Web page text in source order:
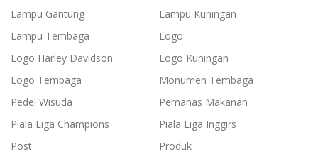
Lampu Gantung
Lampu Kuningan
Lampu Tembaga
Logo
Logo Harley Davidson
Logo Kuningan
Logo Tembaga
Monumen Tembaga
Pedel Wisuda
Pemanas Makanan
Piala Liga Champions
Piala Liga Inggirs
Post
Produk